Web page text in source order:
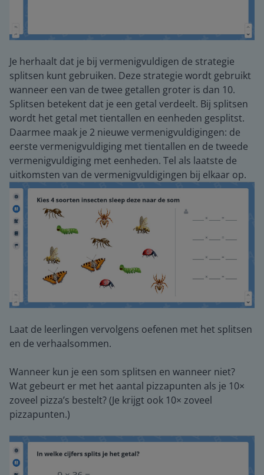
Je herhaalt dat je bij vermenigvuldigen de strategie
splitsen kunt gebruiken. Deze strategie wordt gebruikt
wanneer een van de twee getallen groter is dan 10.
Splitsen betekent dat je een getal verdeelt. Bij splitsen
wordt het getal met tientallen en eenheden gesplitst.
Daarmee maak je 2 nieuwe vermenigvuldigingen: de
eerste vermenigvuldiging met tientallen en de tweede
vermenigvuldiging met eenheden. Tel als laatste de
uitkomsten van de vermenigvuldigingen bij elkaar op.
Laat de leerlingen vervolgens oefenen met het splitsen
en de verhaalsommen.
Wanneer kun je een som splitsen en wanneer niet?
Wat gebeurt er met het aantal pizzapunten als je 10×
zoveel pizza’s bestelt? (Je krijgt ook 10× zoveel
pizzapunten.)